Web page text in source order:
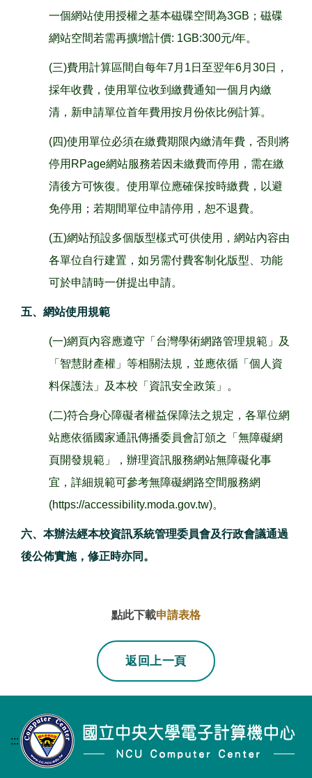
一個網站使用授權之基本磁碟空間為3GB；磁碟
網站空間若需再擴增計價: 1GB:300元/年。
(三)費用計算區間自每年7月1日至翌年6月30日，
採年收費，使用單位收到繳費通知一個月內繳
清，新申請單位首年費用按月份依比例計算。
(四)使用單位必須在繳費期限內繳清年費，否則將
停用RPage網站服務若因未繳費而停用，需在繳
清後方可恢復。使用單位應確保按時繳費，以避
免停用；若期間單位申請停用，恕不退費。
(五)網站預設多個版型樣式可供使用，網站內容由
各單位自行建置，如另需付費客制化版型、功能
可於申請時一併提出申請。
五、網站使用規範
(一)網頁內容應遵守「台灣學術網路管理規範」及
「智慧財產權」等相關法規，並應依循「個人資
料保護法」及本校「資訊安全政策」。
(二)符合身心障礙者權益保障法之規定，各單位網
站應依循國家通訊傳播委員會訂頒之「無障礙網
頁開發規範」，辦理資訊服務網站無障礙化事
宜，詳細規範可參考無障礙網路空間服務網
(https://accessibility.moda.gov.tw)。
六、本辦法經本校資訊系統管理委員會及行政會議通過
後公佈實施，修正時亦同。
點此下載申請表格
返回上一頁
:::